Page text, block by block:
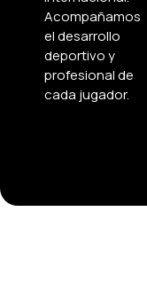
Acompañamos
el desarrollo
deportivo y
profesional de
cada jugador.